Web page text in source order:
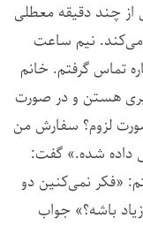
چند دقیقه معطلی
نیم ساعت
تماس گرفتم. خانم
هستن و در صورت
لزوم؟ سفارش من
داده شده.» گفت:
«فکر نمی‌کنین دو
باشه؟» جواب